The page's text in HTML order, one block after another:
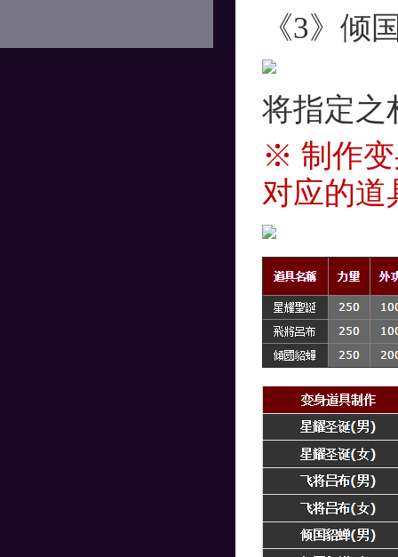
《3》倾
将指定之
※ 制作变
对应的道